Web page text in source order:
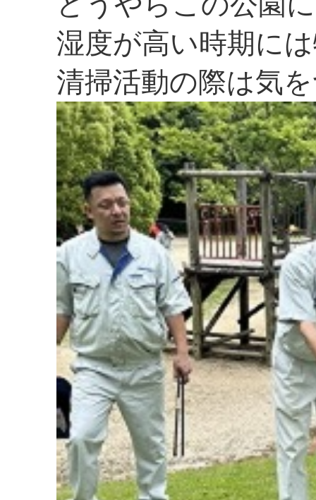
湿度が高い時期に
清掃活動の際は気